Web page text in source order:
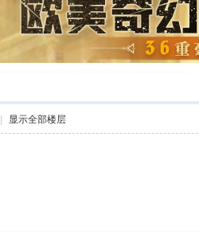
显示全部楼层